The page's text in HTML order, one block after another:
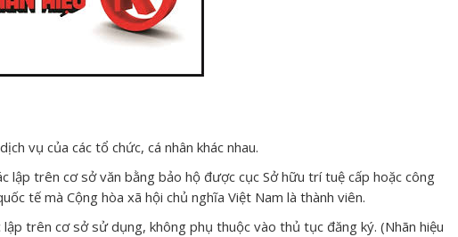
vụ của các tổ chức, cá nhân khác nhau.
lập trên cơ sở văn bằng bảo hộ được cục Sở hữu trí tuệ cấp hoặc công
tế mà Cộng hòa xã hội chủ nghĩa Việt Nam là thành viên.
trên cơ sở sử dụng, không phụ thuộc vào thủ tục đăng ký. (Nhãn hiệu